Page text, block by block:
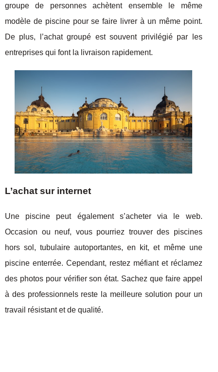
groupe de personnes achètent ensemble le même
modèle de piscine pour se faire livrer à un même point.
De plus, l’achat groupé est souvent privilégié par les
entreprises qui font la livraison rapidement.
L’achat sur internet
Une piscine peut également s’acheter via le web.
Occasion ou neuf, vous pourriez trouver des piscines
hors sol, tubulaire autoportantes, en kit, et même une
piscine enterrée. Cependant, restez méfiant et réclamez
des photos pour vérifier son état. Sachez que faire appel
à des professionnels reste la meilleure solution pour un
travail résistant et de qualité.